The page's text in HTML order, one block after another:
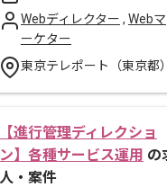
Webディレクター , Webマ
ーケター
東京テレポート（東京都
【進行管理ディレクショ
ン】各種サービス運用 の
人・案件